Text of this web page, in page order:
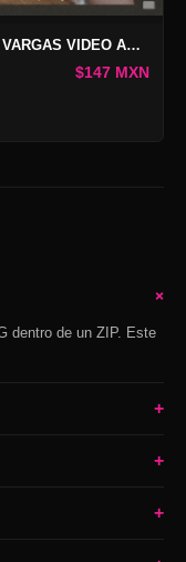
LORE VARGAS VIDEO ANNIVERSARY 8 VOL 2
$147 MXN
+
dentro de un ZIP. Este
+
+
+